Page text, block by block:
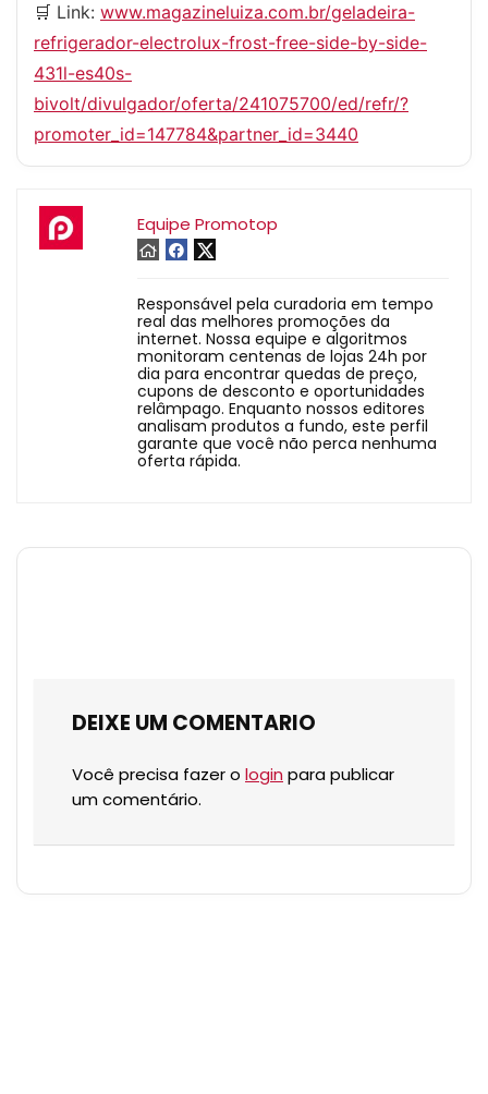
🛒 Link: www.magazineluiza.com.br/geladeira-
refrigerador-electrolux-frost-free-side-by-side-
431l-es40s-
bivolt/divulgador/oferta/241075700/ed/refr/?
promoter_id=147784&partner_id=3440
Equipe Promotop
Responsável pela curadoria em tempo
real das melhores promoções da
internet. Nossa equipe e algoritmos
monitoram centenas de lojas 24h por
dia para encontrar quedas de preço,
cupons de desconto e oportunidades
relâmpago. Enquanto nossos editores
analisam produtos a fundo, este perfil
garante que você não perca nenhuma
oferta rápida.
DEIXE UM COMENTARIO
Você precisa fazer o login para publicar
um comentário.